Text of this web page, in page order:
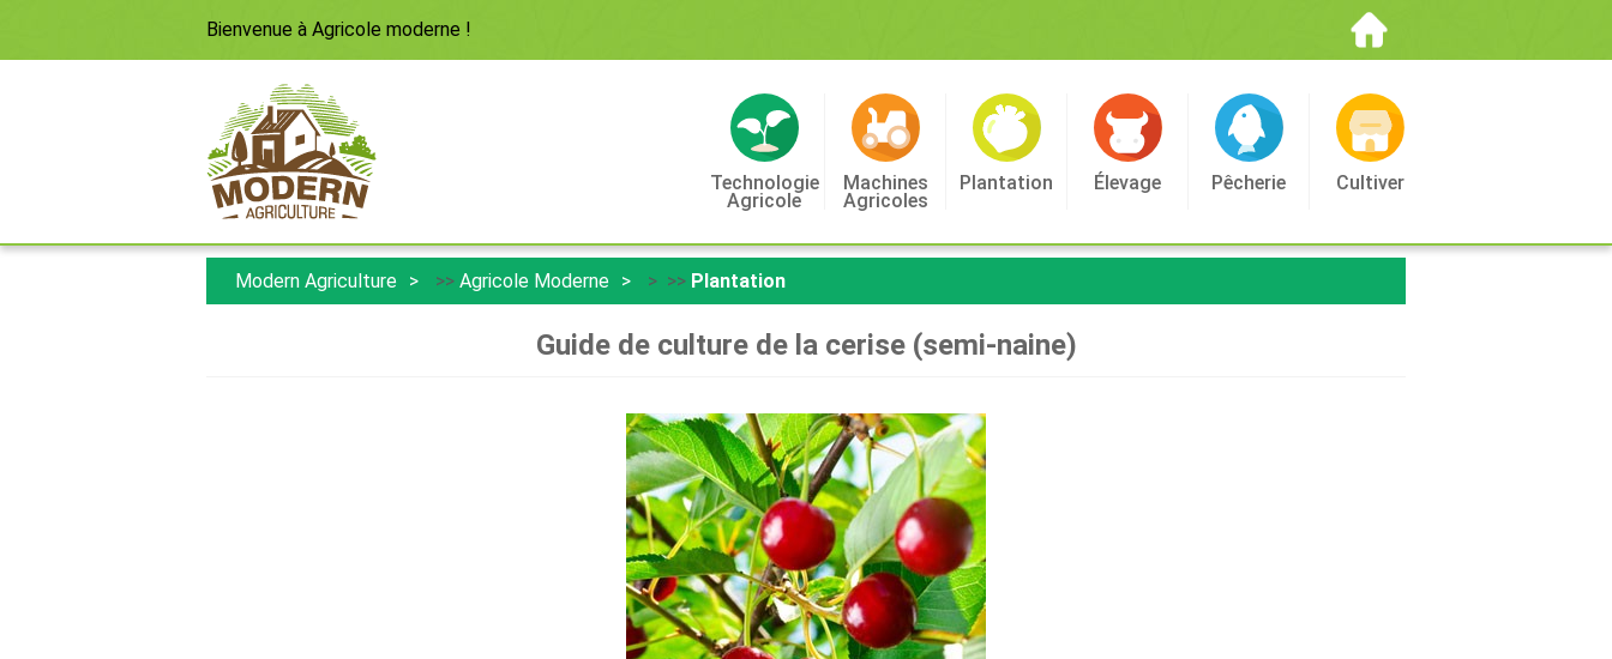
Bienvenue à Agricole moderne !
Technologie
Agricole
Machines
Agricoles
Plantation Élevage Pêcherie Cultiver
Modern Agriculture >> Agricole Moderne > >> Plantation
Guide de culture de la cerise (semi-naine)